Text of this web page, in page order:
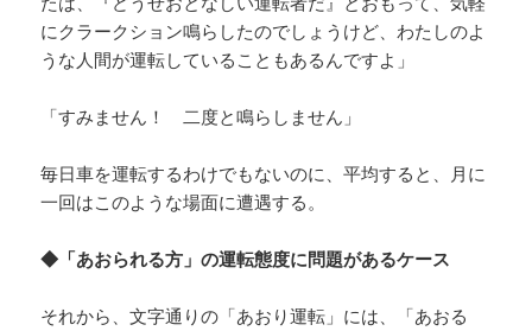
にクラークション鳴らしたのでしょうけど、わたしのよ
うな人間が運転していることもあるんですよ」
「すみません！ 二度と鳴らしません」
毎日車を運転するわけでもないのに、平均すると、月に
一回はこのような場面に遭遇する。
◆「あおられる方」の運転態度に問題があるケース
それから、文字通りの「あおり運転」には、「あおる